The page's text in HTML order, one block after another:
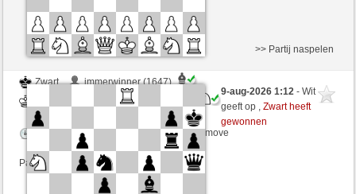
Zwart
immerwinner (1647)
Lavalangaperfetta (1585)
Speelduur: 5 minutes/side + 0 seconds/move
Partij telt mee voor de ranglijst
>> Partij naspelen
9-aug-2026 1:12- Wit
geeft op ,Zwart heeft
gewonnen